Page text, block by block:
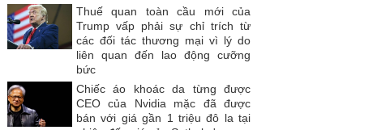
Thuế quan toàn cầu mới của
Trump vấp phải sự chỉ trích từ
các đối tác thương mại vì lý do
liên quan đến lao động cưỡng
bức
Chiếc áo khoác da từng được
CEO của Nvidia mặc đã được
bán với giá gần 1 triệu đô la tại